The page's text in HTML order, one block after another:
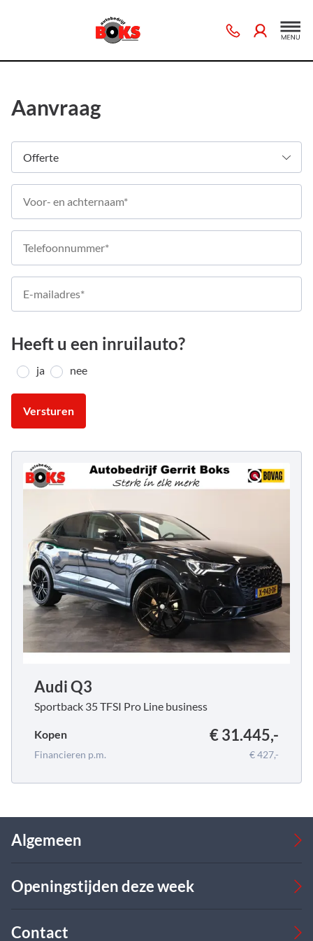
Aanvraag
Heeft u een inruilauto?
ja nee
Versturen
Audi Q3
Sportback 35 TFSI Pro Line business
Kopen € 31.445,-
Financieren p.m. € 427,-
Algemeen
Bedrijfswagens
Over ons
Openingstijden deze week
Ma
08:00 - 17:00
Contact